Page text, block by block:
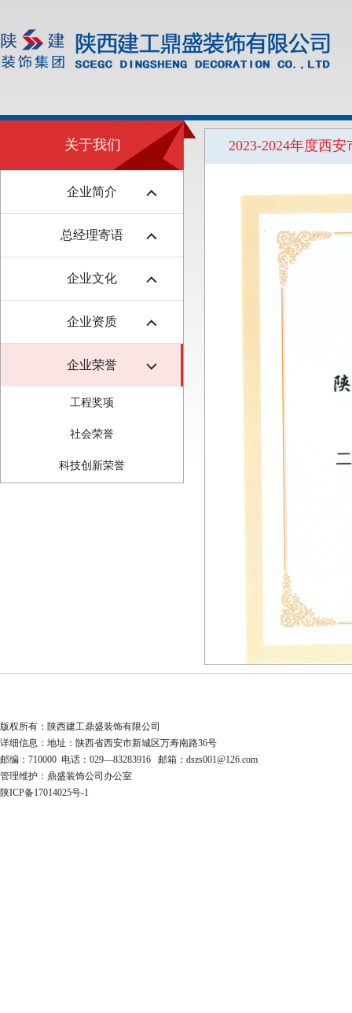
关于我们
企业简介
总经理寄语
企业文化
企业资质
企业荣誉
工程奖项
社会荣誉
科技创新荣誉
2023-2024年度西
版权所有：陕西建工鼎盛装饰有限公司
详细信息：地址：陕西省西安市新城区万寿南路36号
邮编：710000 电话：029—83283916 邮箱：dszs001@126.com
管理维护：鼎盛装饰公司办公室
陕ICP备17014025号-1